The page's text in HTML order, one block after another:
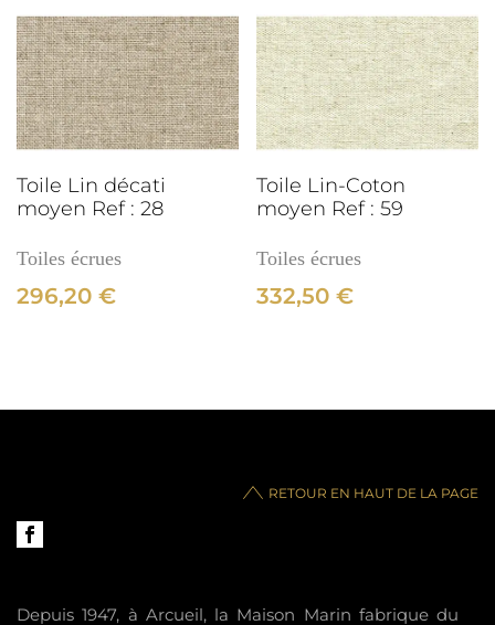
Toile Lin décati
moyen Ref : 28
Toiles écrues
296,20 €
3cm
Toile Lin-Coton
moyen Ref : 59
Toiles écrues
332,50€
RETOUR EN HAUT DE LA PAGE
Depuis 1947, à Arcueil, la Maison Marin fabrique du